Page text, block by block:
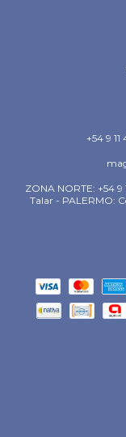
+54 9
ZONA NORTE: +54
Talar - PALERMO: